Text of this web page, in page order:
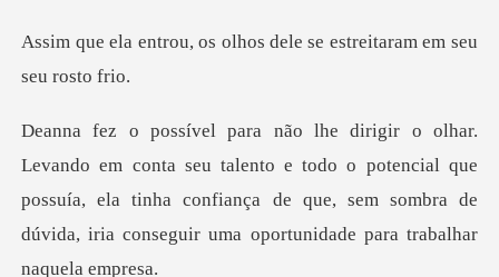
olhos dele se estreitar
lento e todo o potencial que
possuía, ela tinha confiança de que, sem sombr